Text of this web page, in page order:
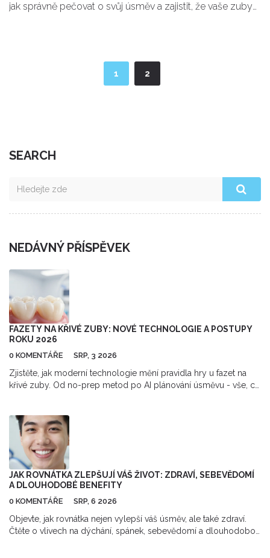
jak správně pečovat o svůj úsměv a zajistit, že vaše zuby
1 2
SEARCH
NEDÁVNÝ PŘÍSPĚVEK
FAZETY NA KŘIVÉ ZUBY: NOVÉ TECHNOLOGIE A POSTUPY
ROKU 2026
0 KOMENTÁŘE SRP, 3 2026
Zjistěte, jak moderní technologie mění pravidla hry u fazet na
křivé zuby. Od no-prep metod po AI plánování úsměvu - vše, co
JAK ROVNÁTKA ZLEPŠUJÍ VÁŠ ŽIVOT: ZDRAVÍ, SEBEVĚDOMÍ
A DLOUHODOBÉ BENEFITY
0 KOMENTÁŘE SRP, 6 2026
Objevte, jak rovnátka nejen vylepší váš úsměv, ale také zdraví.
Čtěte o vlivech na dýchání, spánek, sebevědomí a dlouhodobou